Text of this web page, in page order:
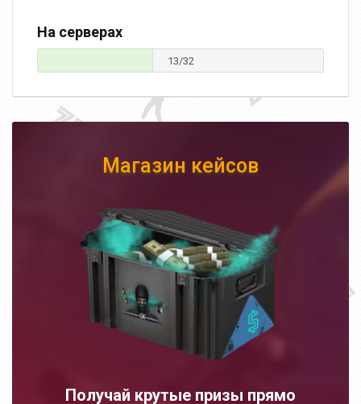
На серверах
13/32
Магазин кейсов
Получай крутые призы прямо